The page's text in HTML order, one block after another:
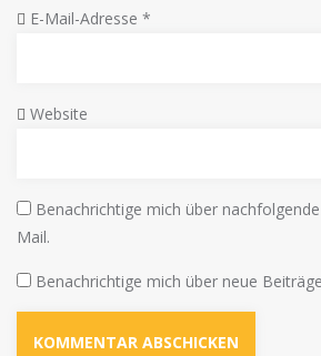
E-Mail-Adresse *
Website
Benachrichtige mich über
Mail.
Benachrichtige mich über neue